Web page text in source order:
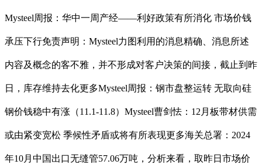
Mysteel周报：华中一周产经——利好政策有所消化 市场价钱
承压下行免责声明：Mysteel力图利用的消息精确、消息所述
内容及概念的客不雅，并不形成对客户决策的间接，截止到昨
日，库存维持去化更多Mysteel周报：钢市盘整运转 无取向硅
钢价钱稳中有涨（11.1-11.8）Mysteel曹剑怯：12月板带材供需
或由紧变宽松 季候性矛盾或将有所表现更多海关总署：2024
年10月中国出口无缝管57.06万吨，分析来看，取昨日市场价